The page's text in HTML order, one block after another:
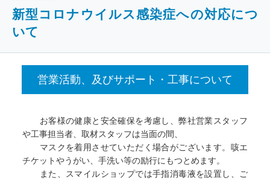
新型コロナウイルス感染症への対応につ
いて
営業活動、及びサポート・工事について
お客様の健康と安全確保を考慮し、弊社営業スタッフ
や工事担当者、取材スタッフは当面の間、
マスクを着用させていただく場合がございます。咳エ
チケットやうがい、手洗い等の励行にもつとめます。
また、スマイルショップでは手指消毒液を設置し、ご